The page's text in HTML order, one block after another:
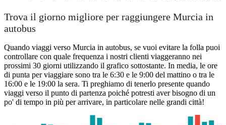
Trova il giorno migliore per raggiungere Murcia in
autobus
Quando viaggi verso Murcia in autobus, se vuoi evitare la folla puoi
controllare con quale frequenza i nostri clienti viaggeranno nei
prossimi 30 giorni utilizzando il grafico sottostante. In media, le ore
di punta per viaggiare sono tra le 6:30 e le 9:00 del mattino o tra le
16:00 e le 19:00 la sera. Ti preghiamo di tenerlo presente quando
viaggi verso il punto di partenza poiché potresti aver bisogno di un
po' di tempo in più per arrivare, in particolare nelle grandi città!